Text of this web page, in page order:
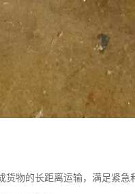
物的长距离运输，满足紧急